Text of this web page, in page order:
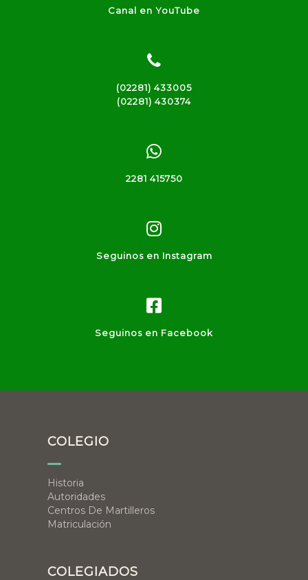
Canal en YouTube
(02281) 433005
(02281) 430374
2281 415750
Seguinos en Instagram
Seguinos en Facebook
COLEGIO
Historia
Autoridades
Centros De Martilleros
Matriculación
COLEGIADOS